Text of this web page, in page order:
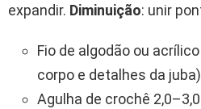
expandir. Diminuição: unir
Fio de algodão ou
corpo e detalhes da juba)
Agulha de crochê